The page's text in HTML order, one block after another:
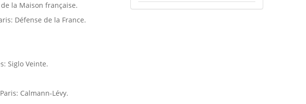
la Maison française.
Défense de la France.
Siglo Veinte.
Calmann-Lévy.